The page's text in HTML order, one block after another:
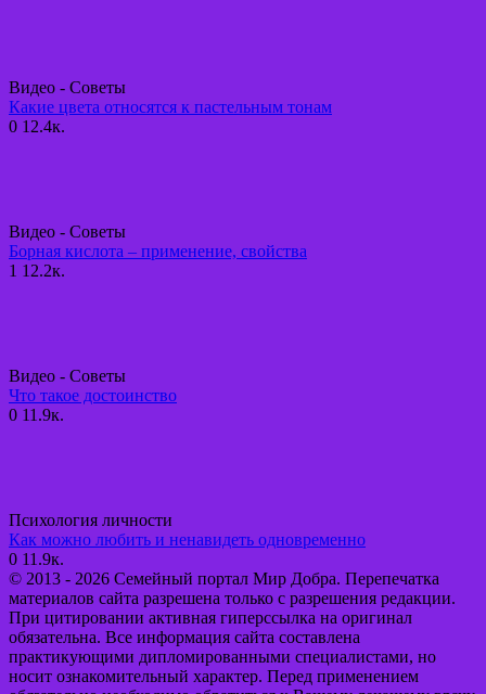
Видео - Советы
Какие цвета относятся к пастельным тонам
0 12.4к.
Видео - Советы
Борная кислота – применение, свойства
1 12.2к.
Видео - Советы
Что такое достоинство
0 11.9к.
Психология личности
Как можно любить и ненавидеть одновременно
0 11.9к.
© 2013 - 2026 Семейный портал Мир Добра. Перепечатка
материалов сайта разрешена только с разрешения редакции.
При цитировании активная гиперссылка на оригинал
обязательна. Все информация сайта составлена
практикующими дипломированными специалистами, но
носит ознакомительный характер. Перед применением